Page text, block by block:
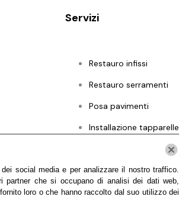
Servizi
Restauro infissi
Restauro serramenti
Posa pavimenti
Installazione tapparelle
Installazione zanzariere
social media e per analizzare il nostro traffico.
che si occupano di analisi dei dati web,
loro o che hanno raccolto dal suo utilizzo dei